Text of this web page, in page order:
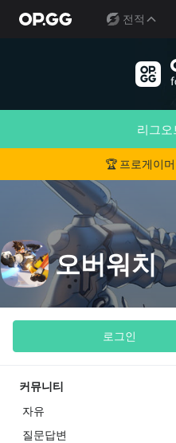
전적
리그
🏆 프로게이
오버워치
로그인
커뮤니티
자유
질문답변